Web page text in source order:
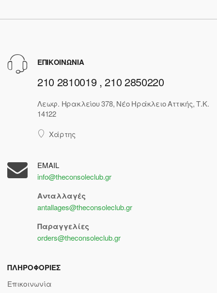
ΕΠΙΚΟΙΝΩΝΙΑ
210 2810019 , 210 2850220
Λεωφ. Ηρακλείου 378, Νέο Ηράκλειο Αττικής, Τ.Κ.
14122
Χάρτης
EMAIL
info@theconsoleclub.gr
Ανταλλαγές
antallages@theconsoleclub.gr
Παραγγελίες
orders@theconsoleclub.gr
ΠΛΗΡΟΦΟΡΙΕΣ
Επικοινωνία